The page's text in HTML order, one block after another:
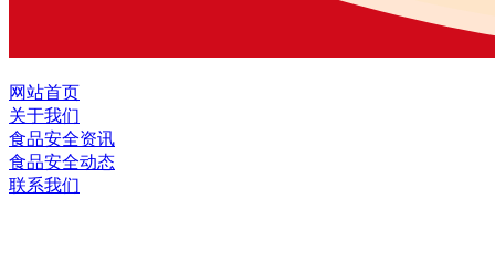
网站首页
关于我们
食品安全资讯
食品安全动态
联系我们